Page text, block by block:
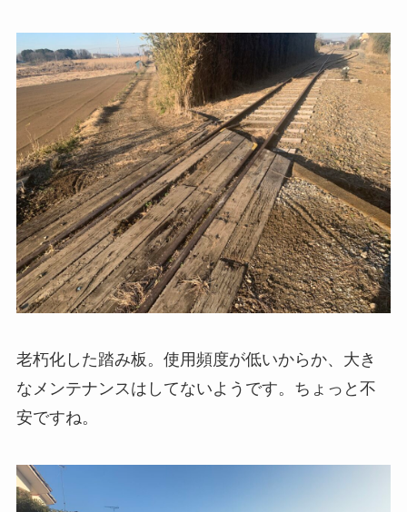
老朽化した踏み板。使用頻度が低いからか、大き
なメンテナンスはしてないようです。ちょっと不
安ですね。